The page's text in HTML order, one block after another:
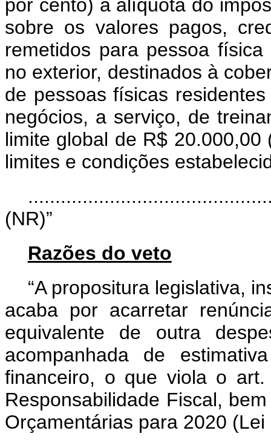
por cento) a alíquota do
sobre os valores pagos,
remetidos para pessoa
no exterior, destinados à
de pessoas físicas
negócios, a serviço, de
limite global de R$
limites e condições
(NR)”
Razões do veto
“A propositura legislativa,
acaba por acarretar
equivalente de outra
acompanhada de
financeiro, o que viola o
Responsabilidade Fiscal,
Orçamentárias para 2020